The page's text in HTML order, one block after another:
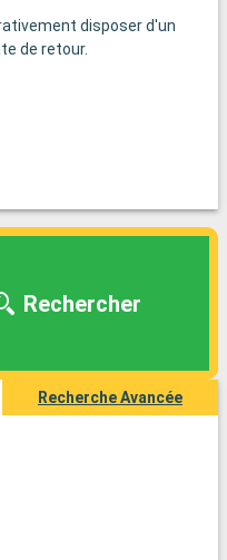
disposer d'un
de retour.
Rechercher
Recherche Avancée